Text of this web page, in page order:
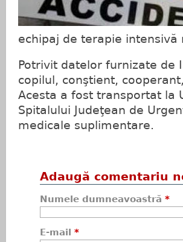
echipaj de terapie intensivă
Potrivit datelor furnizate de
copilul, conştient,
Acesta a fost transportat la
Spitalului Judeţean de
medicale suplimentare.
Adaugă comentariu
Numele dumneavoastră *
E-mail *